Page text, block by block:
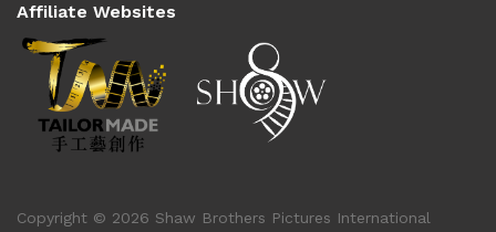
Affiliate Websites
Copyright © 2026 Shaw Brothers Pictures International